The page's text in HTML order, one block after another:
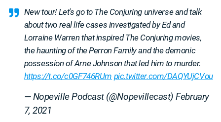
New tour! Let's go to The Conjuring universe and talk
about two real life cases investigated by Ed and
Lorraine Warren that inspired The Conjuring movies,
the haunting of the Perron Family and the demonic
possession of Arne Johnson that led him to murder.
https://t.co/c0GF746RUm pic.twitter.com/DAQYUjCVou
— Nopeville Podcast (@Nopevillecast)February
7, 2021